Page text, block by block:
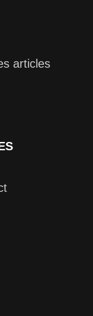
articles